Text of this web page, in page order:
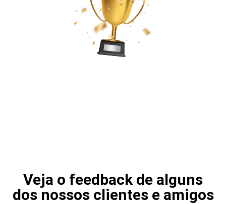
Veja o feedback de alguns
dos nossos clientes e amigos